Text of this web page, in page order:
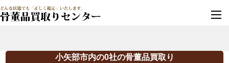
小矢部市内の0社の骨董品買取り